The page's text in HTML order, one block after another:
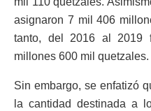
asignaron 7 mil 406
tanto, del 2016 al 2019
millones 600 mil quetzales.
Sin embargo, se enfatizó
la cantidad destinada a